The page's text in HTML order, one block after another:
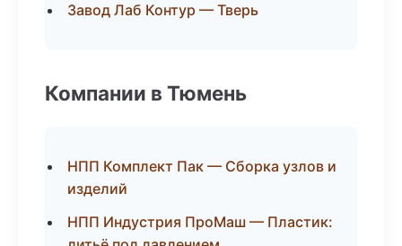
Завод Лаб Контур — Тверь
Компании в Тюмень
НПП Комплект Пак — Сборка узлов и
изделий
НПП Индустрия ПроМаш — Пластик: